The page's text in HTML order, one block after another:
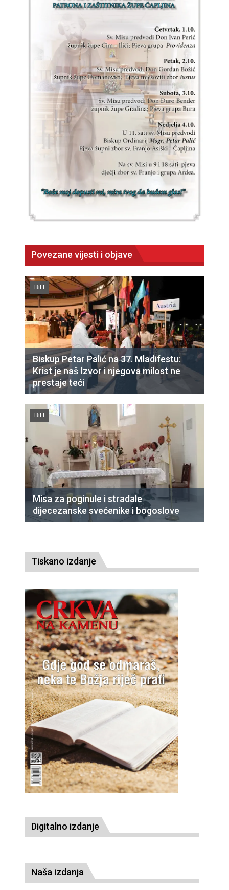
Povezane vijesti i objave
BiH
Biskup Petar Palić na 37. Mladifestu:
Krist je naš Izvor i njegova milost ne
prestaje teći
BiH
Misa za poginule i stradale
dijecezanske svećenike i bogoslove
Tiskano izdanje
Digitalno izdanje
Naša izdanja